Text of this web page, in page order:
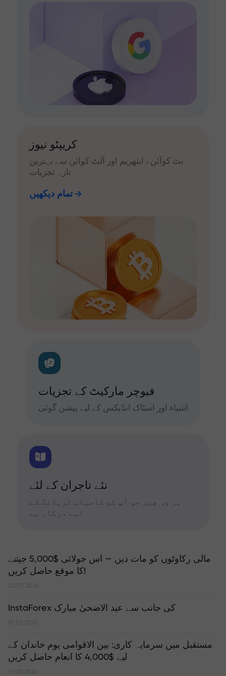
کریپٹو نیوز
بٹ کوآئن ، ایتھریم اور آلٹ کوائن سے بہترین
تازہ تجزیات
تمام دیکھیں
فیوچر مارکیٹ کے تجزیات
اشیاء اور اسٹاک انڈیکس کے لیے پیشن گوئی
نئے تاجران کے لئے
ہر وہ چیز جو آپ کو کامیاب ٹریڈنگ کے
لیے درکار ہے
مالی رکاوٹوں کو مات دیں — اس جولائی $5,000 جیتنے
کا موقع حاصل کریں!
02.07.2026
InstaForex کی جانب سے عید الاضحیٰ مبارک
27.05.2026
مستقبل میں سرمایہ کاری: بین الاقوامی یوم خاندان کے
لیے $4,000 کا انعام حاصل کریں
01.05.2026